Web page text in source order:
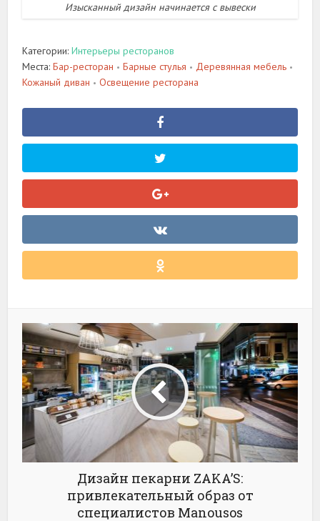
Изысканный дизайн начинается с вывески
Категории:Интерьеры ресторанов
Места:Бар-ресторан • Барные стулья • Деревянная мебель •
Кожаный диван • Освещение ресторана
Дизайн пекарни ZAKA’S:
привлекательный образ от
специалистов Manousos